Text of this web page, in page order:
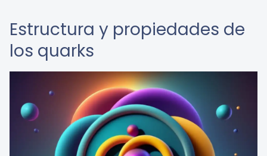
Estructura y propiedades de
los quarks